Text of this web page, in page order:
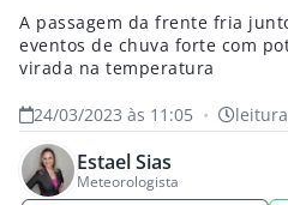
A passagem da frente fria
eventos de chuva forte com
virada na temperatura
24/03/2023 às 11:05 •
Estael Sias
Meteorologista